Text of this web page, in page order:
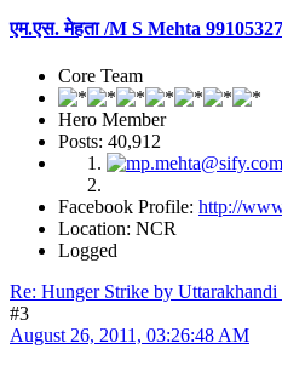
एम.एस. मेहता /M S Mehta
Core Team
Hero Member
Posts: 40,912
Facebook Profile: http://
Location: NCR
Logged
Re: Hunger Strike by
#3
August 26, 2011, 03:26:48 AM